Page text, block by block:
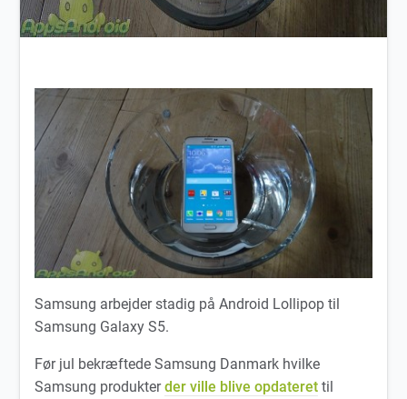
Samsung arbejder stadig på Android Lollipop til
Samsung Galaxy S5.
Før jul bekræftede Samsung Danmark hvilke
Samsung produkterder ville blive opdateret til